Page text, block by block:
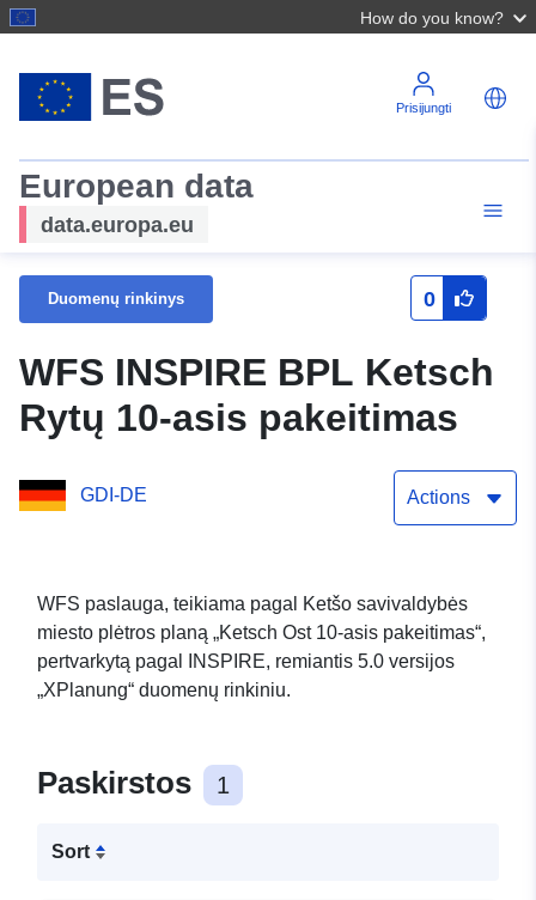
How do you know?
Prisijungti
European data
data.europa.eu
Duomenų rinkinys 0
WFS INSPIRE BPL Ketsch
Rytų 10-asis pakeitimas
GDI-DE Actions
WFS paslauga, teikiama pagal Ketšo savivaldybės
miesto plėtros planą „Ketsch Ost 10-asis pakeitimas“,
pertvarkytą pagal INSPIRE, remiantis 5.0 versijos
„XPlanung“ duomenų rinkiniu.
Paskirstos 1
Sort